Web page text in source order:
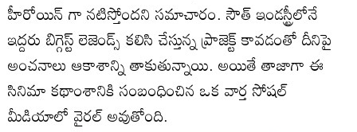
హీరోయిన్ గా నటిస్తోందని సమాచారం. సౌత్ ఇండస్ట్రీలోనే
ఇద్దరు బిగ్గెస్ట్ లెజెండ్స్ కలిసి చేస్తున్న ప్రాజెక్ట్ కావడంతో దీనిపై
అంచనాలు ఆకాశాన్ని తాకుతున్నాయి. అయితే తాజాగా ఈ
సినిమా కథాంశానికి సంబంధించిన ఒక వార్త సోషల్
మీడియాలో వైరల్ అవుతోంది.